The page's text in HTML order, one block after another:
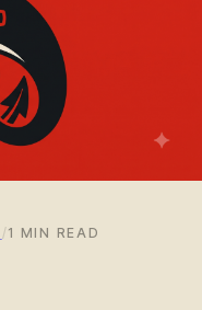
/ 1 MIN READ